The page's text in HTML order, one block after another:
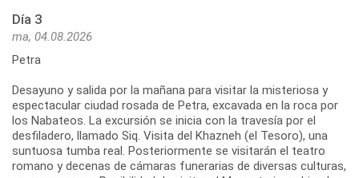
Día 3
ma, 04.08.2026
Petra
Desayuno y salida por la mañana para visitar la misteriosa y
espectacular ciudad rosada de Petra, excavada en la roca por
los Nabateos. La excursión se inicia con la travesía por el
desfiladero, llamado Siq. Visita del Khazneh (el Tesoro), una
suntuosa tumba real. Posteriormente se visitarán el teatro
romano y decenas de cámaras funerarias de diversas culturas,